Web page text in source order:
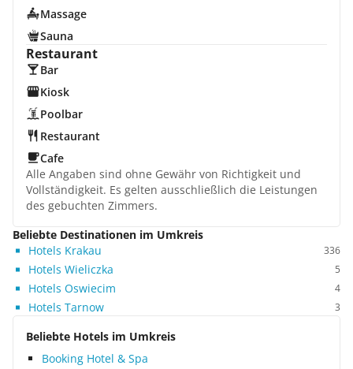
Massage
Sauna
Restaurant
Bar
Kiosk
Poolbar
Restaurant
Cafe
Alle Angaben sind ohne Gewähr von Richtigkeit und
Vollständigkeit. Es gelten ausschließlich die Leistungen
des gebuchten Zimmers.
Beliebte Destinationen im Umkreis
Hotels Krakau
336
Hotels Wieliczka 5
Hotels Oswiecim 4
Hotels Tarnow 3
Beliebte Hotels im Umkreis
Booking Hotel & Spa